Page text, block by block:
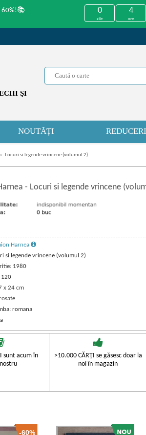
60%!📚 0
zile
4
ore
ŞI
NOUTĂȚI REDUCERI
- Locuri si legende vrincene (volumul 2)
- Locuri si legende vrincene
Harnea
si legende vrincene (volumul 2)
1980
120
x 24 cm
romana
sunt acum în
>10.000 CĂRŢI se găsesc doar la
noi în magazin
-60%